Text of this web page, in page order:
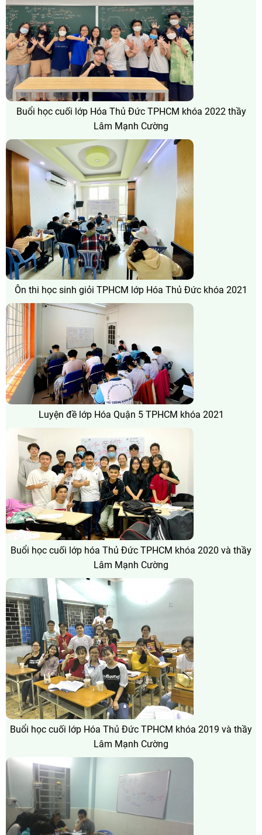
Buổi học cuối lớp Hóa Thủ Đức TPHCM khóa 2022 thầy
Lâm Mạnh Cường
Ôn thi học sinh giỏi TPHCM lớp Hóa Thủ Đức khóa 2021
Luyện đề lớp Hóa Quận 5 TPHCM khóa 2021
Buổi học cuối lớp hóa Thủ Đức TPHCM khóa 2020 và thầy
Lâm Mạnh Cường
Buổi học cuối lớp Hóa Thủ Đức TPHCM khóa 2019 và thầy
Lâm Mạnh Cường